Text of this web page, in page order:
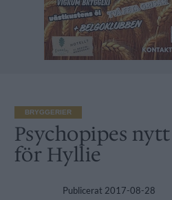
BRYGGERIER
Psychopipes
för Hyllie
Publicerat 2017-08-28